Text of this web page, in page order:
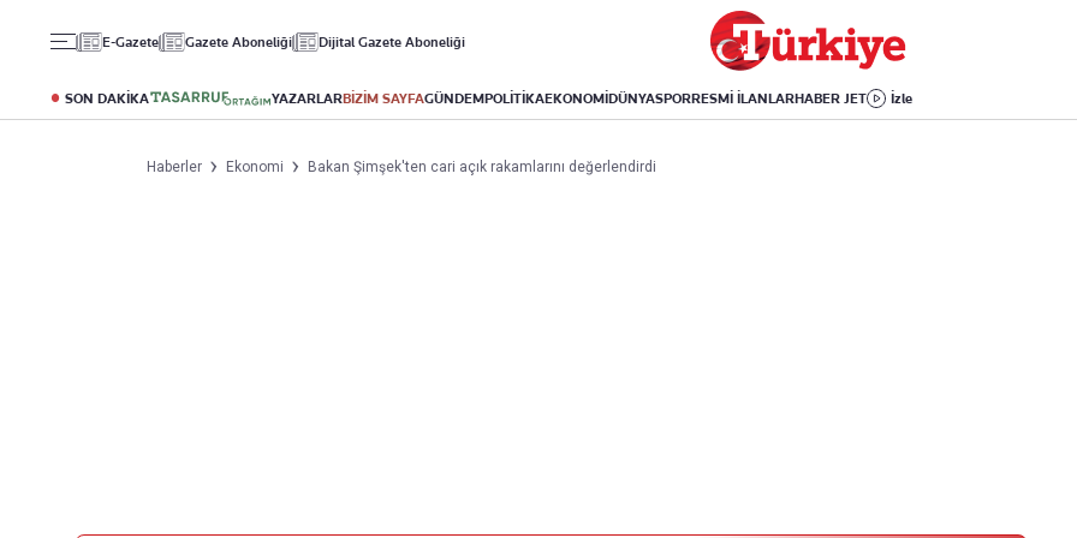
E-Gazete Gazete Aboneliği Dijital Gazete Aboneliği
SON DAKİKA YAZARLARBİZİM SAYFAGÜNDEMPOLİTİKAEKONOMİDÜNYASPORRESMİ İLANLARHABER JET İzle
Altın
Döviz
Kripto Para
Puan Durumu
Fikstür
Avrupa Ligi
Avrupa
Amerika
İsrail-Gazze
Yaşam
Sağlık
Yemek
Kitap
Haberler Ekonomi Bakan Şimşek'ten cari açık rakamlarını değerlendirdi